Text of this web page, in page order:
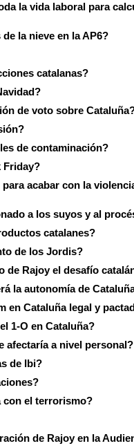
la vida laboral para
la nieve en la AP6?
catalanas?
de voto sobre
de contaminación?
Friday?
acabar con la
a los suyos y al
catalanes?
de los Jordis?
de Rajoy el desafío
la autonomía de
en Cataluña legal y
1-O en Cataluña?
afectaría a nivel personal?
de Ibi?
con el terrorismo?
de Rajoy en la